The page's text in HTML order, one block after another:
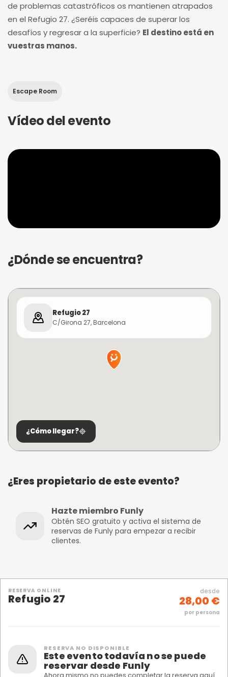
de problemas catastróficos os mantienen atrapados
en el Refugio 27. ¿Seréis capaces de superar los
desafíos y regresar a la superficie? El destino está en
vuestras manos.
Escape Room
Vídeo del evento
¿Dónde se encuentra?
Refugio 27
C/Girona 27, Barcelona
¿Cómo llegar?
¿Eres propietario de este evento?
Hazte miembro Funly
Obtén SEO gratuito y activa el sistema de
reservas de Funly para empezar a recibir
clientes.
RESERVA ONLINE
Refugio 27
desde
28,00 €
por persona
RESERVA NO DISPONIBLE
Este evento todavía no se puede
reservar desde Funly